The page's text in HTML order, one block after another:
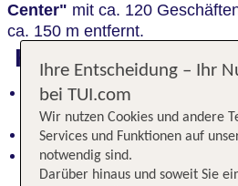
Center" mit ca. 120
ca. 150 m entfernt.
Highlights
Perfekte Lage am Stadtrand
Einkaufsmöglichkeiten in
Nur etwa 15 Minuten von
Schnelle U-Bahn-Anbindung
Gehminuten
Ihre Entscheidung – Ihr
bei TUI.com
Wir nutzen Cookies und andere
Services und Funktionen auf
notwendig sind.
Darüber hinaus und soweit Sie